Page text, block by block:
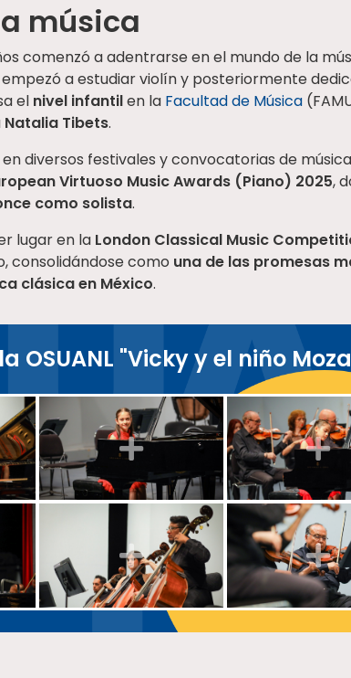
música
comenzó a adentrarse en el mundo de la
a estudiar violín y posteriormente
el nivel infantilen la Facultad de Música
Natalia Tibets.
diversos festivales y convocatorias de
Virtuoso Music Awards (Piano) 2025,
como solista.
lugar en la London Classical Music
consolidándose como una de las promesas
clásica en México.
OSUANL "Vicky y el niño